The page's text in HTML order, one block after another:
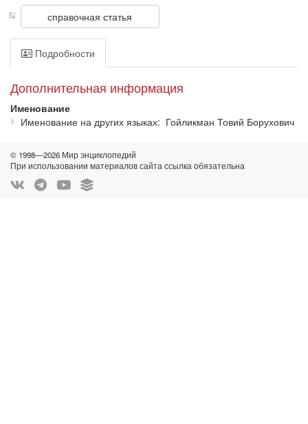
справочная статья
Подробности
Дополнительная информация
Именование
Именование на других языках
Гойликман Товий Борухович
© 1998—2026 Мир энциклопедий
При использовании материалов сайта ссылка обязательна